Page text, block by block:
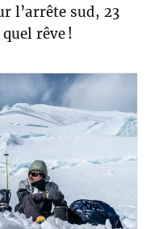
l’arrête sud, 23
quel rêve !